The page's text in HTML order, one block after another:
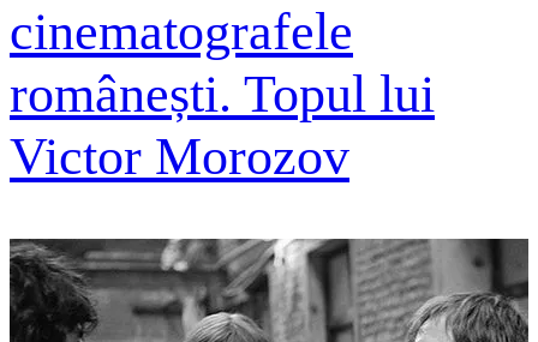
cinematografele
românești. Topul lui
Victor Morozov